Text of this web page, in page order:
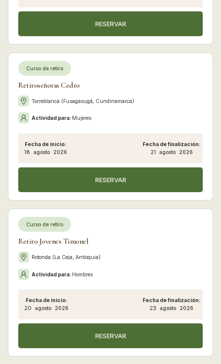
RESERVAR
Curso de retiro
Retiroseñoras Cedro
Torreblanca (Fusagasugá, Cundinamarca)
Actividad para: Mujeres
Fecha de inicio:
18 agosto 2026
Fecha de finalización:
21 agosto 2026
RESERVAR
Curso de retiro
Retiro Jovenes Timonel
Rotonda (La Ceja, Antioquia)
Actividad para: Hombres
Fecha de inicio:
20 agosto 2026
Fecha de finalización:
23 agosto 2026
RESERVAR